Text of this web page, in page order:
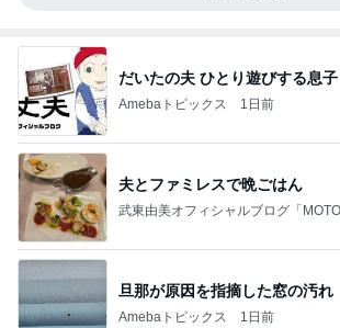
だいたの夫 ひとり遊びする息子
Amebaトピックス 1日前
夫とファミレスで晩ごはん
武東由美オフィシャルブログ「MOTO
旦那が原因を指摘した窓の汚れ
Amebaトピックス 1日前